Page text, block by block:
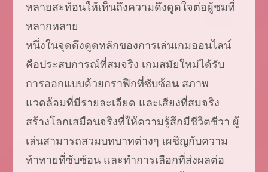
หลายสะท้อนให้เห็นถึงความดึงดูดใจต่อผู้ชมที่
หลากหลาย
หนึ่งในจุดดึงดูดหลักของการเล่นเกมออนไลน์
คือประสบการณ์ที่สมจริง เกมสมัยใหม่ได้รับ
การออกแบบด้วยกราฟิกที่ซับซ้อน สภาพ
แวดล้อมที่มีรายละเอียด และเสียงที่สมจริง
สร้างโลกเสมือนจริงที่ให้ความรู้สึกมีชีวิตชีวา ผู้
เล่นสามารถสวมบทบาทต่างๆ เผชิญกับความ
ท้าทายที่ซับซ้อน และทำการเลือกที่ส่งผลต่อ